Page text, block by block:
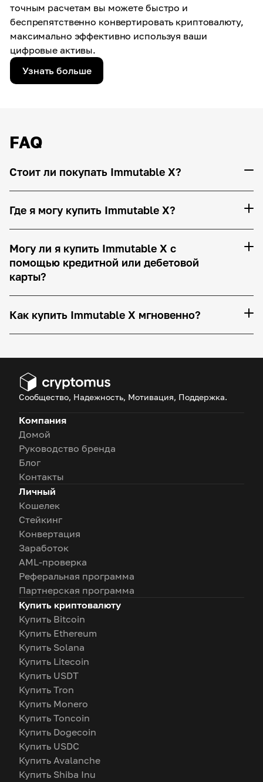
точным расчетам вы можете быстро и
беспрепятственно конвертировать криптовалюту,
максимально эффективно используя ваши
цифровые активы.
Узнать больше
FAQ
Стоит ли покупать Immutable X?
Где я могу купить Immutable X?
Могу ли я купить Immutable X с
помощью кредитной или дебетовой
карты?
Как купить Immutable X мгновенно?
Сообщество, Надежность, Мотивация, Поддержка.
Компания
Домой
Руководство бренда
Блог
Контакты
Личный
Кошелек
Стейкинг
Конвертация
Заработок
AML-проверка
Реферальная программа
Партнерская программа
Купить криптовалюту
Купить Bitcoin
Купить Ethereum
Купить Solana
Купить Litecoin
Купить USDT
Купить Tron
Купить Monero
Купить Toncoin
Купить Dogecoin
Купить USDC
Купить Avalanche
Купить Shiba Inu